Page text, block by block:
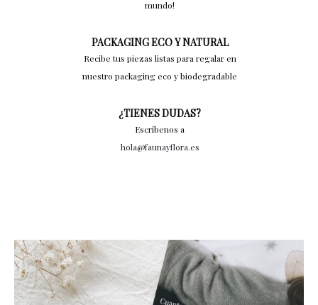
mundo!
PACKAGING ECO Y NATURAL
Recibe tus piezas listas para regalar en
nuestro packaging eco y biodegradable
¿TIENES DUDAS?
Escríbenos a
hola@faunayflora.es